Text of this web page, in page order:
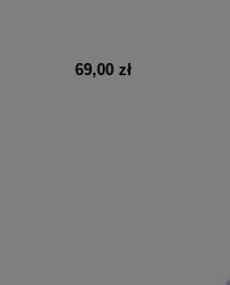
69,00 zł